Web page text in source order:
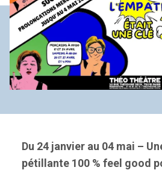
Du 24 janvier au 04 mai –
pétillante 100 % feel good